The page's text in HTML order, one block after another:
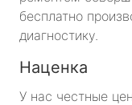
бесплатно
диагностику.
Наценка
У нас честные